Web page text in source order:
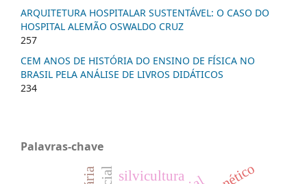
ARQUITETURA HOSPITALAR SUSTENTÁVEL: O CASO DO
HOSPITAL ALEMÃO OSWALDO CRUZ
257
CEM ANOS DE HISTÓRIA DO ENSINO DE FÍSICA NO
BRASIL PELA ANÁLISE DE LIVROS DIDÁTICOS
234
Palavras-chave
silvicultura